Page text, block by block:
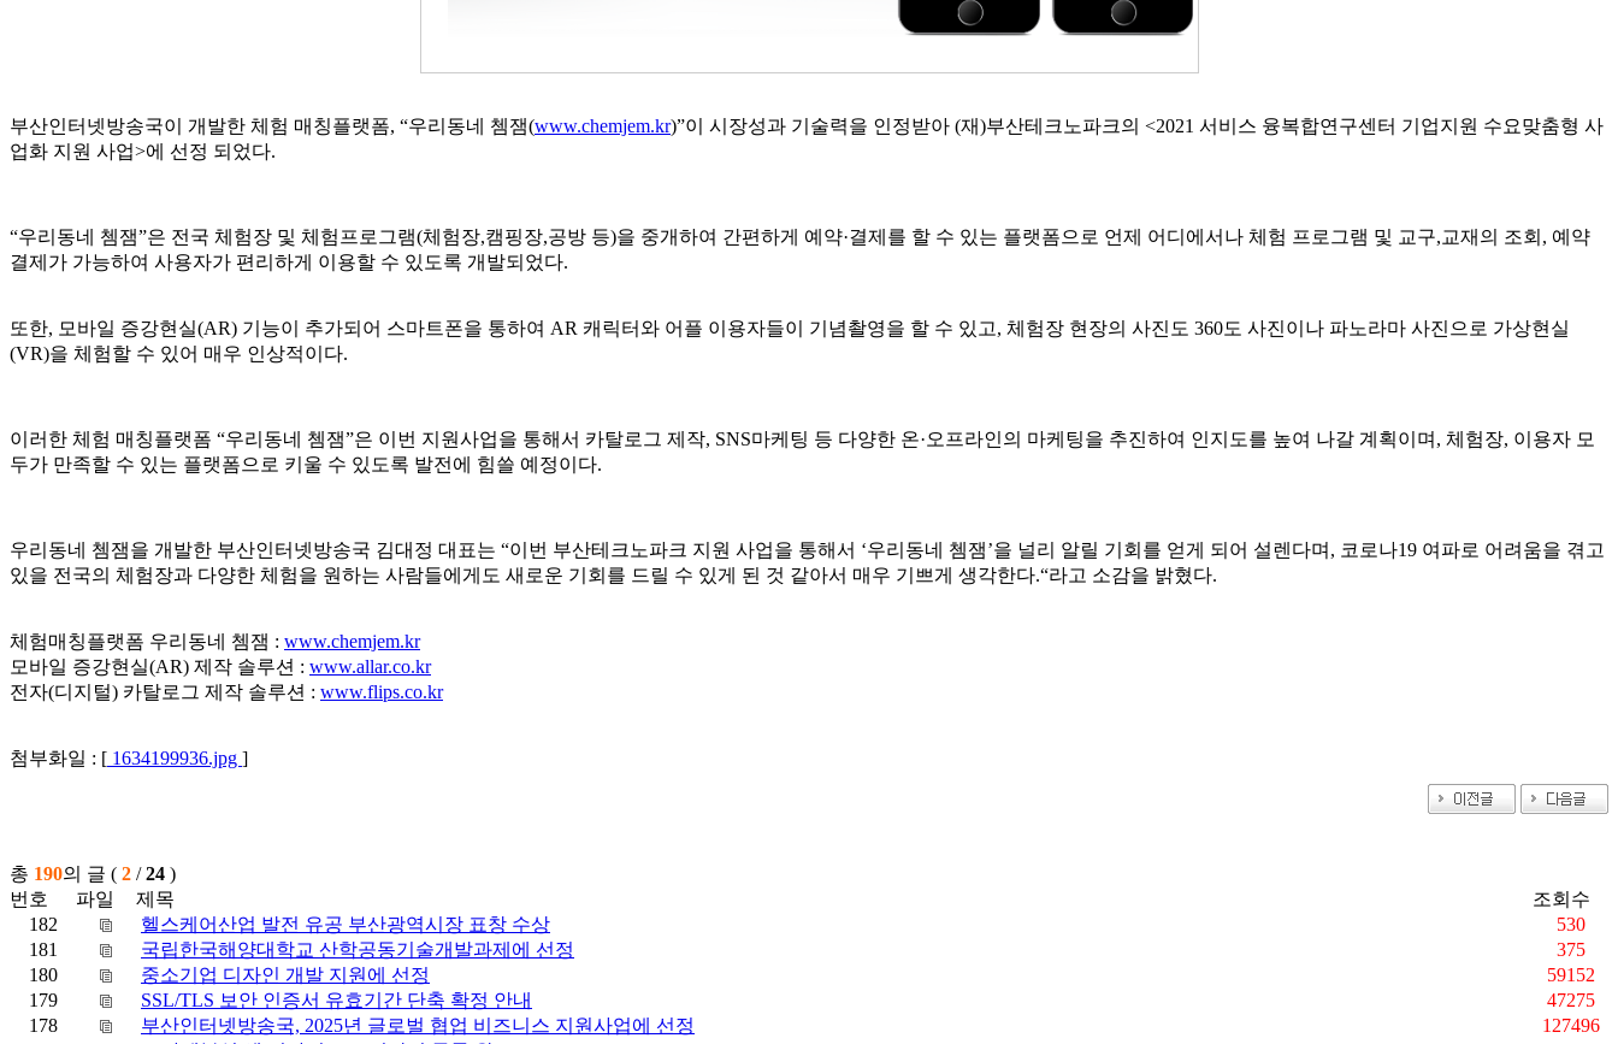
부산인터넷방송국이 개발한 체험 매칭플랫폼, “우리동네 쳄잼(www.chemjem.kr)”이 시장성과 기술력을 인정받아 (재)부산테크노파크의 <2021 서비스 융복합연구센터 기업지원 수요맞춤형 사
업화 지원 사업>에 선정 되었다.
“우리동네 쳄잼”은 전국 체험장 및 체험프로그램(체험장,캠핑장,공방 등)을 중개하여 간편하게 예약·결제를 할 수 있는 플랫폼으로 언제 어디에서나 체험 프로그램 및 교구,교재의 조회, 예약
결제가 가능하여 사용자가 편리하게 이용할 수 있도록 개발되었다.
또한, 모바일 증강현실(AR) 기능이 추가되어 스마트폰을 통하여 AR 캐릭터와 어플 이용자들이 기념촬영을 할 수 있고, 체험장 현장의 사진도 360도 사진이나 파노라마 사진으로 가상현실
(VR)을 체험할 수 있어 매우 인상적이다.
이러한 체험 매칭플랫폼 “우리동네 쳄잼”은 이번 지원사업을 통해서 카탈로그 제작, SNS마케팅 등 다양한 온·오프라인의 마케팅을 추진하여 인지도를 높여 나갈 계획이며, 체험장, 이용자 모
두가 만족할 수 있는 플랫폼으로 키울 수 있도록 발전에 힘쓸 예정이다.
우리동네 쳄잼을 개발한 부산인터넷방송국 김대정 대표는 “이번 부산테크노파크 지원 사업을 통해서 ‘우리동네 쳄잼’을 널리 알릴 기회를 얻게 되어 설렌다며, 코로나19 여파로 어려움을 겪고
있을 전국의 체험장과 다양한 체험을 원하는 사람들에게도 새로운 기회를 드릴 수 있게 된 것 같아서 매우 기쁘게 생각한다.“라고 소감을 밝혔다.
체험매칭플랫폼 우리동네 쳄잼 : www.chemjem.kr
모바일 증강현실(AR) 제작 솔루션 : www.allar.co.kr
전자(디지털) 카탈로그 제작 솔루션 : www.flips.co.kr
첨부화일 : [ 1634199936.jpg ]
총 190의 글 ( 2 /24 )
번호
파일 제목
조회수
182
헬스케어산업 발전 유공 부산광역시장 표창 수상
530
181
국립한국해양대학교 산학공동기술개발과제에 선정
375
180
중소기업 디자인 개발 지원에 선정
59152
179
SSL/TLS 보안 인증서 유효기간 단축 확정 안내
47275
178
부산인터넷방송국, 2025년 글로벌 협업 비즈니스 지원사업에 선정
127496